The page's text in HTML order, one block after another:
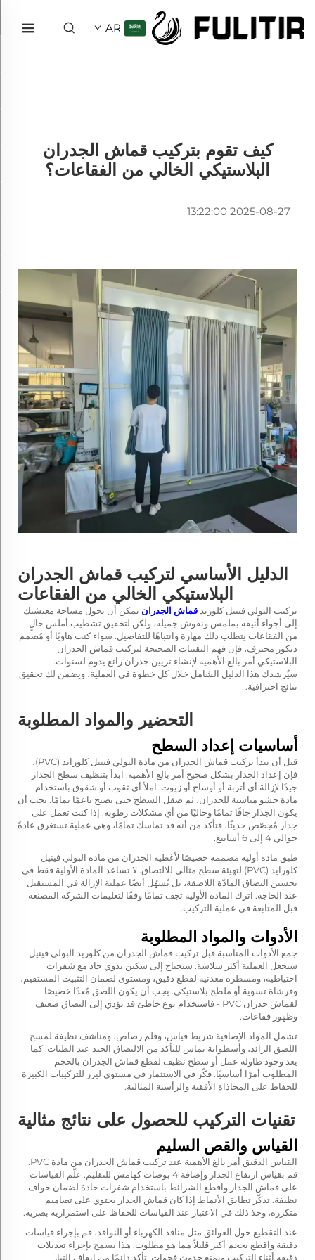
AR
كيف تقوم بتركيب قماش الجدران
البلاستيكي الخالي من الفقاعات؟
2025-08-27 13:22:00
الدليل الأساسي لتركيب قماش الجدران
البلاستيكي الخالي من الفقاعات
تركيب البولي فينيل كلوريد قماش الجدران يمكن أن يحول مساحة معيشتك
إلى أجواء أنيقة بملمس ونقوش جميلة، ولكن لتحقيق تشطيب أملس خالٍ
من الفقاعات يتطلب ذلك مهارة وانتباهًا للتفاصيل. سواء كنت هاويًا أو مُصمم
ديكور محترف، فإن فهم التقنيات الصحيحة لتركيب قماش الجدران
البلاستيكي أمر بالغ الأهمية لإنشاء تزيين جدران رائع يدوم لسنوات.
سيُرشدك هذا الدليل الشامل خلال كل خطوة في العملية، ويضمن لك تحقيق
نتائج احترافية.
التحضير والمواد المطلوبة
أساسيات إعداد السطح
قبل أن تبدأ تركيب قماش الجدران من مادة البولي فينيل كلورايد (PVC)،
فإن إعداد الجدار بشكل صحيح أمر بالغ الأهمية. ابدأ بتنظيف سطح الجدار
جيدًا لإزالة أي أتربة أو أوساخ أو زيوت. املأ أي ثقوب أو شقوق باستخدام
مادة حشو مناسبة للجدران، ثم صقل السطح حتى يصبح ناعمًا تمامًا. يجب أن
يكون الجدار جافًا تمامًا وخاليًا من أي مشكلات رطوبة. إذا كنت تعمل على
جدار مُجصّص حديثًا، فتأكد من أنه قد تماسك تمامًا، وهي عملية تستغرق عادةً
حوالي 4 إلى 6 أسابيع.
طبق مادة أولية مصممة خصيصًا لأغطية الجدران من مادة البولي فينيل
كلورايد (PVC) لتهيئة سطح مثالي للالتصاق. لا تساعد المادة الأولية فقط في
تحسين التصاق المادّة اللاصقة، بل تُسهّل أيضًا عملية الإزالة في المستقبل
عند الحاجة. اترك المادة الأولية تجف تمامًا وفقًا لتعليمات الشركة المصنعة
قبل المتابعة في عملية التركيب.
الأدوات والمواد المطلوبة
جمع الأدوات المناسبة قبل تركيب قماش الجدران من كلوريد البولي فينيل
سيجعل العملية أكثر سلاسة. ستحتاج إلى سكين يدوي حاد مع شفرات
احتياطية، ومسطرة معدنية لقطع دقيق، ومستوى لضمان التثبيت المستقيم،
وفرشاة تسوية أو ملطخ بلاستيكي. يجب أن يكون اللصق مُعدًا خصيصًا
لقماش جدران PVC - فاستخدام نوع خاطئ قد يؤدي إلى التصاق ضعيف
وظهور فقاعات.
تشمل المواد الإضافية شريط قياس، وقلم رصاص، ومناشف نظيفة لمسح
اللصق الزائد، وأسطوانة تماس للتأكد من الالتصاق الجيد عند الطيات. كما
يعد وجود طاولة عمل أو سطح نظيف لقطع قماش الجدران بالحجم
المطلوب أمرًا أساسيًا. فكّر في الاستثمار في مستوى ليزر للتركيبات الكبيرة
للحفاظ على المحاذاة الأفقية والرأسية المثالية.
تقنيات التركيب للحصول على نتائج مثالية
القياس والقص السليم
القياس الدقيق أمر بالغ الأهمية عند تركيب قماش الجدران من مادة PVC.
قم بقياس ارتفاع الجدار وإضافة 4 بوصات كهامش للتقليم. علّم القياسات
على قماش الجدار واقطع الشرائط باستخدام شفرات حادة لضمان حواف
نظيفة. تذكّر تطابق الأنماط إذا كان قماش الجدار يحتوي على تصاميم
متكررة، وخذ ذلك في الاعتبار عند القياسات للحفاظ على استمرارية بصرية.
عند التقطيع حول العوائق مثل منافذ الكهرباء أو النوافذ، قم بإجراء قياسات
دقيقة واقطع بحجم أكبر قليلاً مما هو مطلوب. هذا يسمح بإجراء تعديلات
دقيقة أثناء التركيب ويمنع حدوث فجوات. تأكد دائمًا من إيقاف التيار